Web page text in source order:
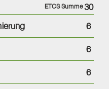
ETCS Summe30
6
6
6